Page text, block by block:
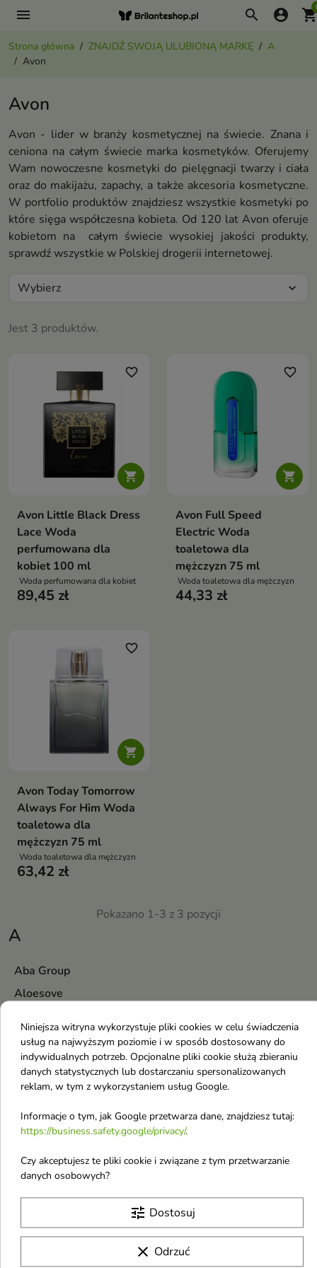
menu search account_circle
Strona główna ZNAJDŹ SWOJĄ ULUBIONĄ MARKĘ
A
Avon
A
Aba Group
Aloesove
Amouage
Auraa Desire
AA
Abercrombie & Fitch
Accoje
Adidas
AirWick
Avon
Avon - lider w branży kosmetycznej na świecie. Znana i
ceniona na całym świecie marka kosmetyków. Oferujemy
Wam nowoczesne kosmetyki do pielęgnacji twarzy i ciała
oraz do makijażu, zapachy, a także akcesoria kosmetyczne.
W portfolio produktów znajdziesz wszystkie kosmetyki po
które sięga współczesna kobieta. Od 120 lat Avon oferuje
kobietom na całym świecie wysokiej jakości produkty,
sprawdź wszystkie w Polskiej drogerii internetowej.
Jest 3 produktów.
Wybierz expand_more

favorite_border
Avon Little Black Dress
Lace Woda
perfumowana dla
kobiet 100 ml
Woda perfumowana dla kobiet
89,45 zł

favorite_border
Avon Full Speed
Electric Woda
toaletowa dla
mężczyzn 75 ml
Woda toaletowa dla mężczyzn
44,33 zł

favorite_border
Avon Today Tomorrow
Always For Him Woda
toaletowa dla
mężczyzn 75 ml
Woda toaletowa dla mężczyzn
63,42 zł
Pokazano 1-3 z 3 pozycji
Niniejsza witryna wykorzystuje pliki cookies w celu świadczenia
usług na najwyższym poziomie i w sposób dostosowany do
indywidualnych potrzeb. Opcjonalne pliki cookie służą zbieraniu
danych statystycznych lub dostarczaniu spersonalizowanych
reklam, w tym z wykorzystaniem usług Google.
Informacje o tym, jak Google przetwarza dane, znajdziesz tutaj:
https://business.safety.google/privacy/.
Czy akceptujesz te pliki cookie i związane z tym przetwarzanie
danych osobowych?
tune Dostosuj
clear Odrzuć